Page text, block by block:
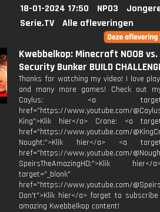
18-01-2024 17:50 NPO3
Serie.TV
Alle afleveringen
Kwebbelkop: Minecraft NOOB vs.
Security Bunker BUILD
Thanks for watching my video! I love
and many more games! Check out
Caylus: <a
href="https://www.youtube.com/
King">Klik hier</a> Crane: <a
href="https://www.youtube.com/
Nought:">Klik hier</a> <a
href="https://www.youtube.com/
SpeirsTheAmazingHD:">Klik
target="_blank"
href="https://www.youtube.com/
Don't">Klik hier</a> forget to
amazing Kwebbelkop content!